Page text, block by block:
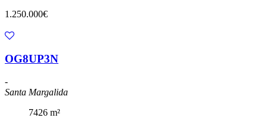
1.250.000€
OG8UP3N
-
Santa Margalida
7426 m²